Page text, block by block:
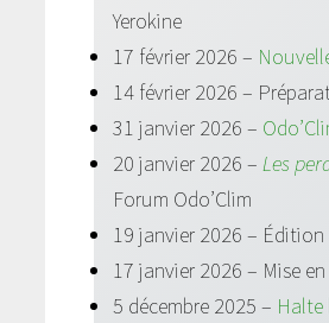
Yerokine
17 février 2026 –
14 février 2026 –
31 janvier 2026 –
20 janvier 2026 –Les
Forum Odo’Clim
19 janvier 2026 –
17 janvier 2026 – Mise
5 décembre 2025 –